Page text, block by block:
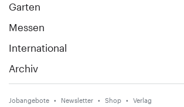
Garten
Messen
International
Archiv
Jobangebote Newsletter Shop Verlag